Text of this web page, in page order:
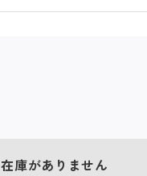
在庫がありません